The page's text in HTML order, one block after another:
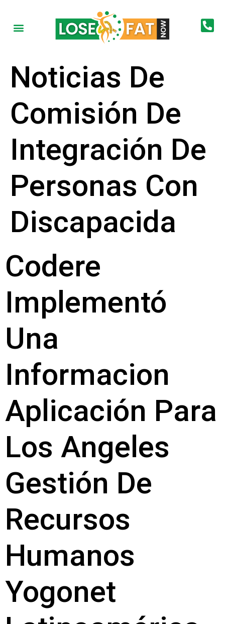
Noticias De
Comisión De
Integración De
Personas Con
Discapacida
Codere
Implementó
Una
Informacion
Aplicación Para
Los Angeles
Gestión De
Recursos
Humanos
Yogonet